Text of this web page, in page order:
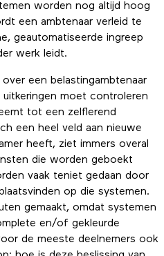
worden nog altijd hoog
een ambtenaar verleid te
geautomatiseerde ingreep
werk leidt.
een belastingambtenaar
moet controleren
tot een zelflerend
een heel veld aan nieuwe
heeft, ziet immers overal
die worden geboekt
vaak teniet gedaan door
op die systemen.
gemaakt, omdat systemen
en/of gekleurde
de meeste deelnemers ook